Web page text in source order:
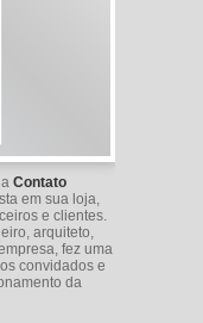
Contato
em sua loja,
e clientes.
arquiteto,
fez uma
convidados e
da